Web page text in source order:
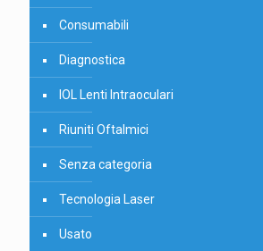
Consumabili
Diagnostica
IOL Lenti Intraoculari
Riuniti Oftalmici
Senza categoria
Tecnologia Laser
Usato